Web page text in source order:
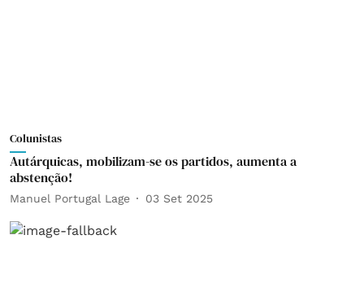
Colunistas
Autárquicas, mobilizam-se os partidos, aumenta a
abstenção!
Manuel Portugal Lage 03 Set 2025